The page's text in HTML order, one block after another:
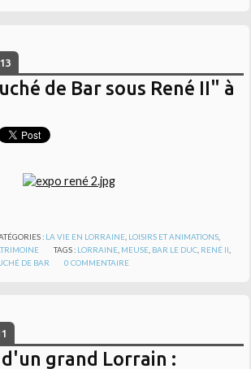
de Bar sous René II" à
: LA VIE EN LORRAINE, LOISIRS ET ANIMATIONS,
TAGS : LORRAINE MEUSE BAR LE DUC RENÉ II
DE BAR 0 COMMENTAIRE
grand Lorrain :